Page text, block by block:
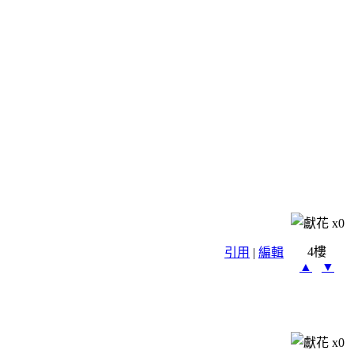
x0
引用 | 編輯
4樓
▲
▼
x0